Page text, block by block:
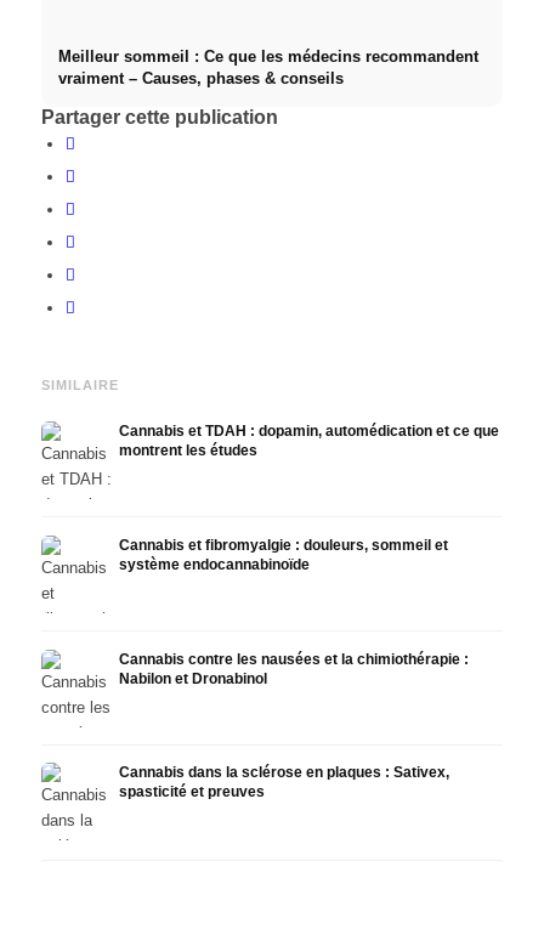
Meilleur sommeil : Ce que les médecins recommandent
vraiment – Causes, phases & conseils
Partager cette publication
SIMILAIRE
Cannabis et TDAH : dopamin, automédication et ce que
montrent les études
Cannabis et fibromyalgie : douleurs, sommeil et
système endocannabinoïde
Cannabis contre les nausées et la chimiothérapie :
Nabilon et Dronabinol
Cannabis dans la sclérose en plaques : Sativex,
spasticité et preuves